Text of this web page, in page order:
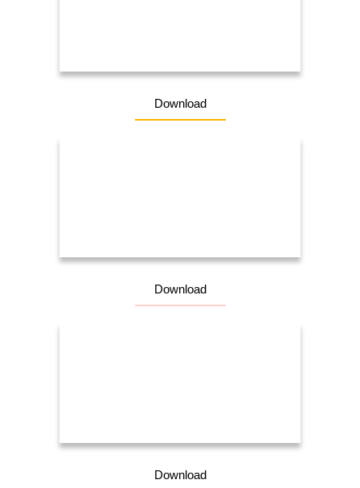
Download
Download
Download